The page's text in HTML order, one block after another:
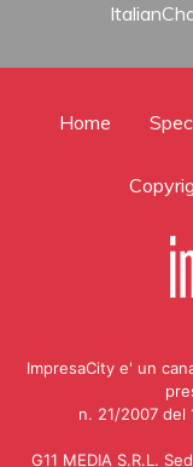
Home
ImpresaCity e' un
n. 21/2007 del
G11 MEDIA S.R.L.